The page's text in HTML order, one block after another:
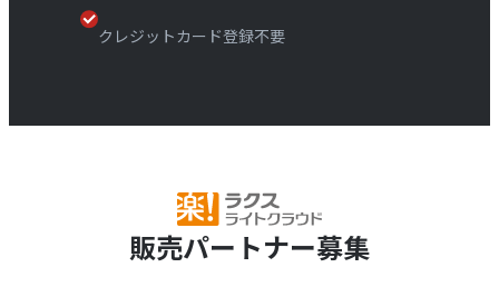
クレジットカード登録不要
販売パートナー募集